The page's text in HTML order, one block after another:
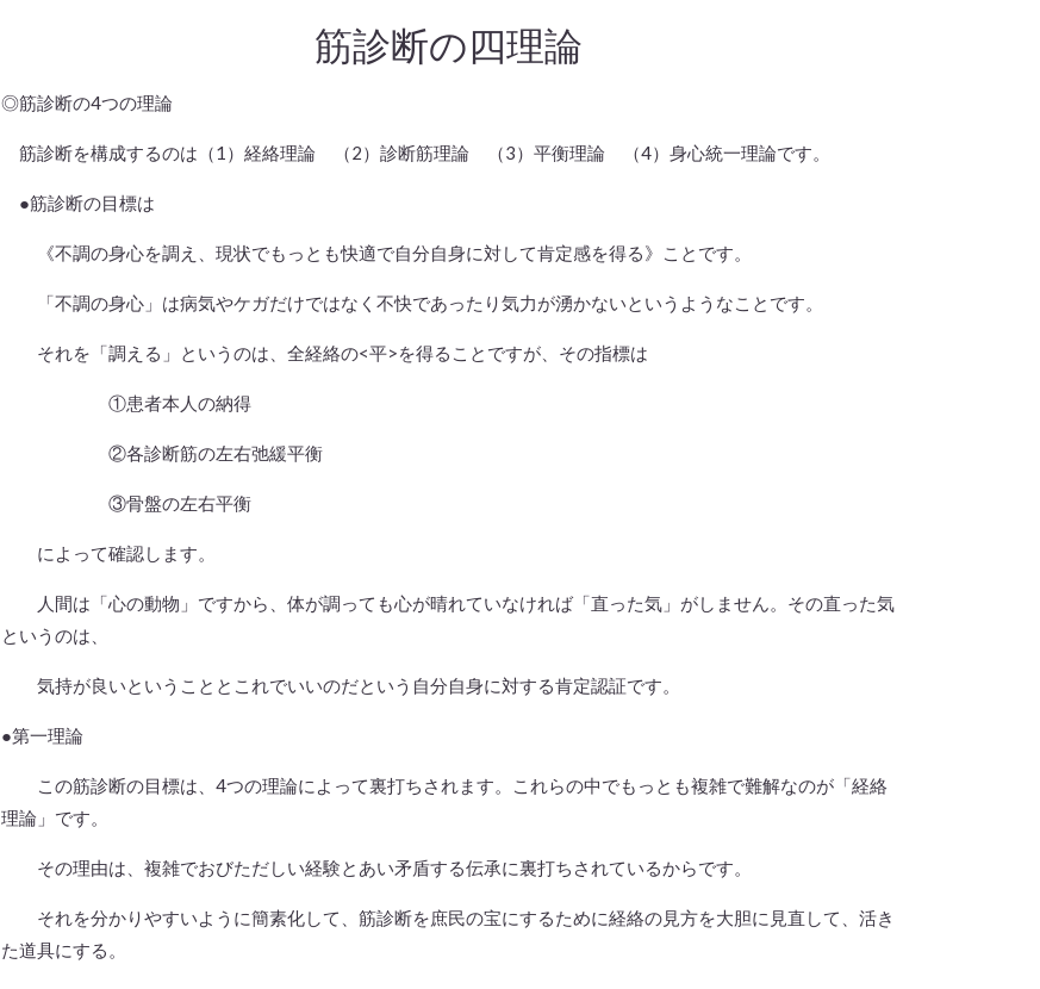
筋診断の四理論
◎筋診断の4つの理論
筋診断を構成するのは（1）経絡理論 （2）診断筋理論 （3）平衡理論 （4）身心統一理論です。
●筋診断の目標は
《不調の身心を調え、現状でもっとも快適で自分自身に対して肯定感を得る》ことです。
「不調の身心」は病気やケガだけではなく不快であったり気力が湧かないというようなことです。
それを「調える」というのは、全経絡の<平>を得ることですが、その指標は
①患者本人の納得
②各診断筋の左右弛緩平衡
③骨盤の左右平衡
によって確認します。
人間は「心の動物」ですから、体が調っても心が晴れていなければ「直った気」がしません。その直った気
というのは、
気持が良いということとこれでいいのだという自分自身に対する肯定認証です。
●第一理論
この筋診断の目標は、4つの理論によって裏打ちされます。これらの中でもっとも複雑で難解なのが「経絡
理論」です。
その理由は、複雑でおびただしい経験とあい矛盾する伝承に裏打ちされているからです。
それを分かりやすいように簡素化して、筋診断を庶民の宝にするために経絡の見方を大胆に見直して、活き
た道具にする。